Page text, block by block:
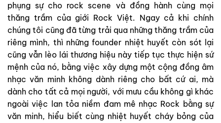
phụng sự cho rock scene và đồng hành cùng mọi
thăng trầm của giới Rock Việt. Ngay cả khi chính
chúng tôi cũng đã từng trải qua những thăng trầm của
riêng mình, thì những founder nhiệt huyết còn sót lại
cũng vẫn lèo lái thương hiệu này tiếp tục thực hiện sứ
mệnh của nó, bằng việc xây dựng một cộng đồng âm
nhạc văn minh không dành riêng cho bất cứ ai, mà
dành cho tất cả mọi người, với mưu cầu không gì khác
ngoài việc lan tỏa niềm đam mê nhạc Rock bằng sự
văn minh, hiểu biết cùng nhiệt huyết cháy bỏng của